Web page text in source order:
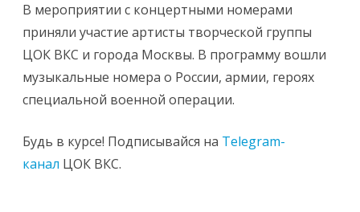
В мероприятии с концертными номерами
приняли участие артисты творческой группы
ЦОК ВКС и города Москвы. В программу вошли
музыкальные номера о России, армии, героях
специальной военной операции.
Будь в курсе! Подписывайся на Telegram-
канал ЦОК ВКС.